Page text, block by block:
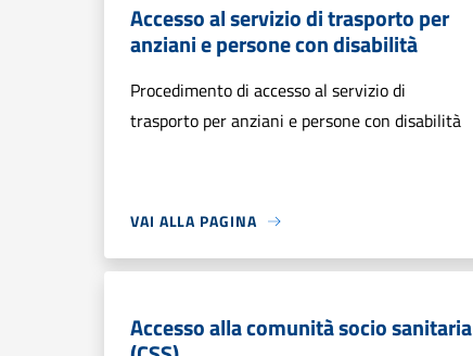
Accesso al servizio di trasporto per
anziani e persone con disabilità
Procedimento di accesso al servizio di
trasporto per anziani e persone con disabilità
VAI ALLA PAGINA
Accesso alla comunità socio sanitaria